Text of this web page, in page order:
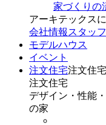
家づくりの
アーキテックス
会社情報 スタッ
モデルハウス
イベント
注文住宅注文住宅
注文住宅
デザイン・性能
の家